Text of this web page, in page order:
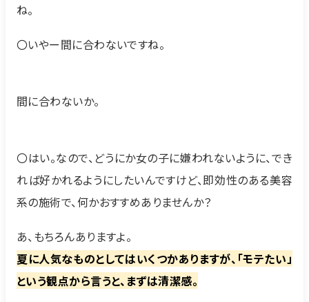
ね。
〇いやー間に合わないですね。
間に合わないか。
〇はい。なので、どうにか女の子に嫌われないように、でき
れば好かれるようにしたいんですけど、即効性のある美容
系の施術で、何かおすすめありませんか？
あ、もちろんありますよ。
夏に人気なものとしてはいくつかありますが、「モテたい」
という観点から言うと、まずは清潔感。